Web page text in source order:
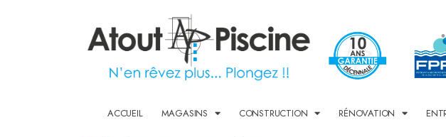
ACCUEIL MAGASINS CONSTRUCTION RÉNOVATION